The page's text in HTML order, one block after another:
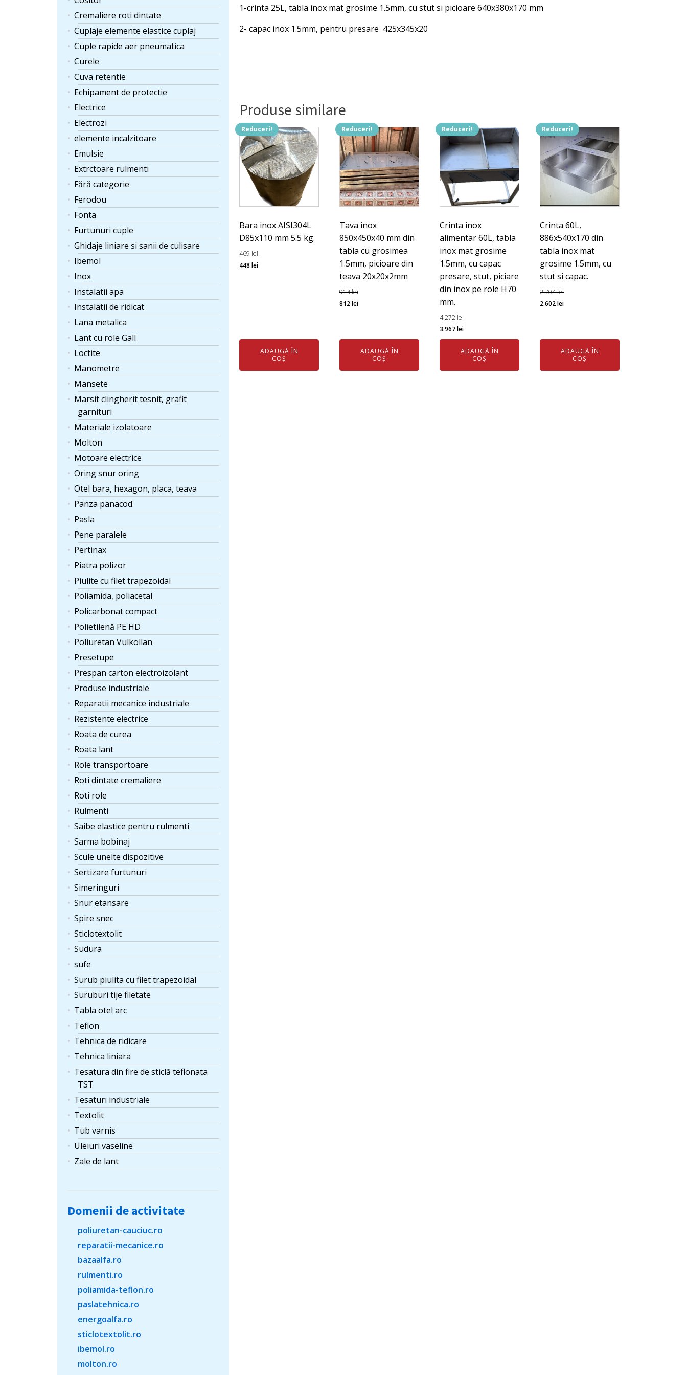
Cremaliere roti dintate
Cuplaje elemente elastice cuplaj
Cuple rapide aer pneumatica
Curele
Cuva retentie
Echipament de protectie
Electrice
Electrozi
elemente incalzitoare
Emulsie
Extrctoare rulmenti
Fără categorie
Ferodou
Fonta
Furtunuri cuple
Ghidaje liniare si sanii de culisare
Ibemol
Inox
Instalatii apa
Instalatii de ridicat
Lana metalica
Lant cu role Gall
Loctite
Manometre
Mansete
Marsit clingherit tesnit, grafit
garnituri
Materiale izolatoare
Molton
Motoare electrice
Oring snur oring
Otel bara, hexagon, placa, teava
Panza panacod
Pasla
Pene paralele
Pertinax
Piatra polizor
Piulite cu filet trapezoidal
Poliamida, poliacetal
Policarbonat compact
Polietilenă PE HD
Poliuretan Vulkollan
Presetupe
Prespan carton electroizolant
Produse industriale
Reparatii mecanice industriale
Rezistente electrice
Roata de curea
Roata lant
Role transportoare
Roti dintate cremaliere
Roti role
Rulmenti
Saibe elastice pentru rulmenti
Sarma bobinaj
Scule unelte dispozitive
Sertizare furtunuri
Simeringuri
Snur etansare
Spire snec
Sticlotextolit
Sudura
sufe
Surub piulita cu filet trapezoidal
Suruburi tije filetate
Tabla otel arc
Teflon
Tehnica de ridicare
Tehnica liniara
Tesatura din fire de sticlă teflonata
TST
Tesaturi industriale
Textolit
Tub varnis
Uleiuri vaseline
Zale de lant
Domenii de activitate
poliuretan-cauciuc.ro
reparatii-mecanice.ro
bazaalfa.ro
rulmenti.ro
poliamida-teflon.ro
paslatehnica.ro
energoalfa.ro
sticlotextolit.ro
ibemol.ro
molton.ro
640x380x170
mm.
1-crinta 25L, tabla inox mat grosime 1.5mm, cu stut si picioare 640x380x170 mm
2- capac inox 1.5mm, pentru presare 425x345x20
Produse similare
Reduceri!
Bara inox AISI304L
D85x110 mm 5.5 kg.
469lei
Prețul
448 leiPrețul
ADAUGĂ ÎN
COȘ
Reduceri!
Tava inox
850x450x40 mm din
tabla cu grosimea
1.5mm, picioare din
teava 20x20x2mm
914lei
Prețul
fost:
914 lei.
812leiPrețul
812 lei.
ADAUGĂ ÎN
COȘ
Reduceri!
Crinta inox
alimentar 60L, tabla
inox mat grosime
1.5mm, cu capac
presare, stut, piciare
din inox pe role H70
mm.
4.272lei
Prețul
inițial
3.967leiPrețul
curent
este:
ADAUGĂ ÎN
COȘ
Reduceri!
Crinta 60L,
886x540x170 din
tabla inox mat
grosime 1.5mm, cu
stut si capac.
2.704lei
Prețul
fost:
2.704 lei.
2.602leiPrețul
2.602 lei.
ADAUGĂ ÎN
COȘ